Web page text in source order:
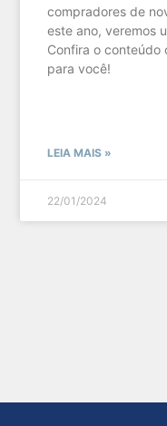
compradores de
este ano, veremos
Confira o conteúdo
para você!
LEIA MAIS »
22/01/2024